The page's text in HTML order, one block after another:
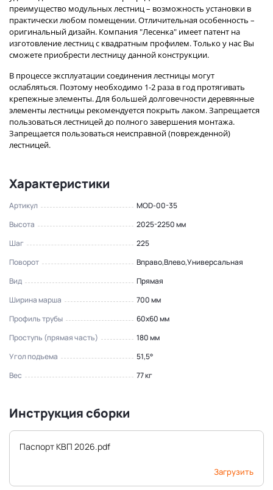
преимущество модульных лестниц – возможность установки в
практически любом помещении. Отличительная особенность –
оригинальный дизайн. Компания "Лесенка" имеет патент на
изготовление лестниц с квадратным профилем. Только у нас Вы
сможете приобрести лестницу данной конструкции.
В процессе эксплуатации соединения лестницы могут
ослабляться. Поэтому необходимо 1-2 раза в год протягивать
крепежные элементы. Для большей долговечности деревянные
элементы лестницы рекомендуется покрыть лаком. Запрещается
пользоваться лестницей до полного завершения монтажа.
Запрещается пользоваться неисправной (поврежденной)
лестницей.
Характеристики
Артикул
MOD-00-35
Высота
2025-2250 мм
Шаг
225
Поворот
Вправо,Влево,Универсальная
Вид
Прямая
Ширина марша
700 мм
Профиль трубы
60x60 мм
Проступь (прямая часть)
180 мм
Угол подъема
51,5°
Вес
77 кг
Инструкция сборки
Паспорт КВП 2026.pdf
Загрузить